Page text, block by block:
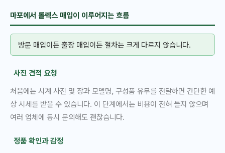
마포에서 롤렉스 매입이 이루어지는 흐름
방문 매입이든 출장 매입이든 절차는 크게 다르지 않습니다.
사진 견적 요청
처음에는 시계 사진 몇 장과 모델명, 구성품 유무를 전달하면 간단한 예
상 시세를 받을 수 있습니다. 이 단계에서는 비용이 전혀 들지 않으며
여러 업체에 동시 문의해도 괜찮습니다.
정품 확인과 감정